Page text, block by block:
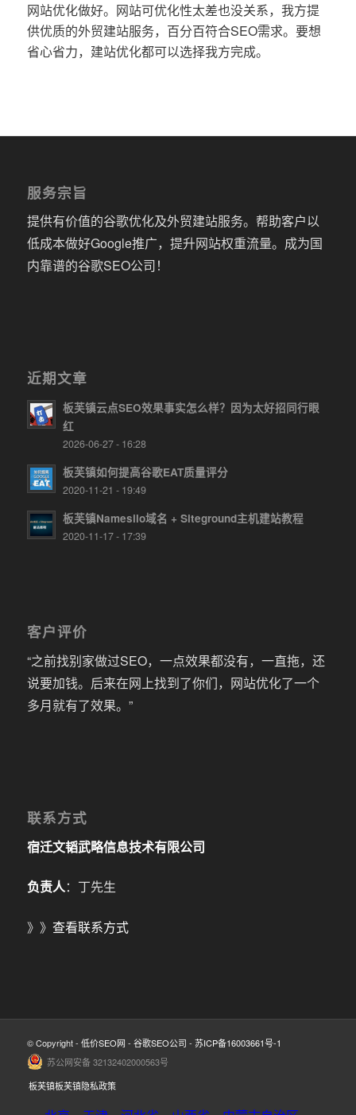
网站优化做好。网站可优化性太差也没关系，我方提
供优质的外贸建站服务，百分百符合SEO需求。要想
省心省力，建站优化都可以选择我方完成。
服务宗旨
提供有价值的谷歌优化及外贸建站服务。帮助客户以
低成本做好Google推广，提升网站权重流量。成为国
内靠谱的谷歌SEO公司！
近期文章
板芙镇云点SEO效果事实怎么样？因为太好招同行眼
红
2026-06-27 - 16:28
板芙镇如何提高谷歌EAT质量评分
2020-11-21 - 19:49
板芙镇Namesilo域名 + Siteground主机建站教程
2020-11-17 - 17:39
客户评价
“之前找别家做过SEO，一点效果都没有，一直拖，还
说要加钱。后来在网上找到了你们，网站优化了一个
多月就有了效果。”
联系方式
宿迁文韬武略信息技术有限公司
负责人：丁先生
》》 查看联系方式
© Copyright - 低价SEO网 - 谷歌SEO公司 - 苏ICP备16003661号-1
苏公网安备 32132402000563号
板芙镇板芙镇隐私政策